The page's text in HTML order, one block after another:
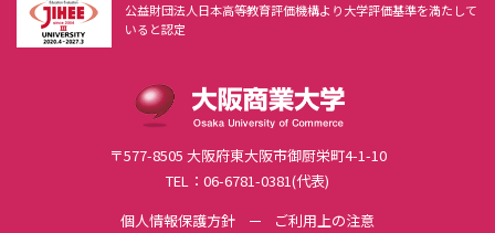
起業教育研究会
起業教育研究会について
授業の充実と学びの実践
大商大アントレラボ
リエゾン・オフィス〒577-8505 大阪府東大阪市御厨栄町4-1-10
TEL：06-6781-0381(代表)
個人情報保護方針
ご利用上の注意
公益財団法人日本高等教育評価機構より大学評価基準を満たして
いると認定